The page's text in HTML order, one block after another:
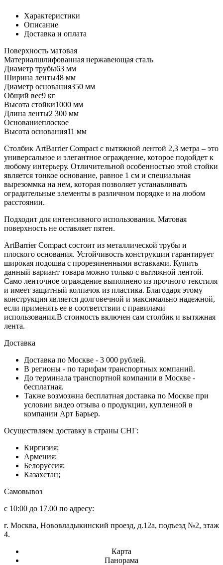
Характеристики
Описание
Доставка и оплата
Поверхность матовая
Материалшлифованная нержавеющая сталь
Диаметр трубы63 мм
Ширина ленты48 мм
Диаметр основания350 мм
Общий вес9 кг
Высота стойки1000 мм
Длина ленты2 300 мм
Основаниеплоское
Высота основания11 мм
Столбик ArtBarrier Соmpact с вытяжной лентой 2,3 метра – это
универсальное и элегантное ограждение, которое подойдет к
любому интерьеру. Отличительной особенностью этой стойки
является тонкое основание, равное 1 см и специальная
вырезоммка на нем, которая позволяет устанавливать
оградительные элементы в различном порядке и на любом
расстоянии.
Подходит для интенсивного использования. Матовая
поверхность не оставляет пятен.
ArtBarrier Соmpact состоит из металлической трубы и
плоского основания. Устойчивость конструкции гарантирует
широкая подошва с прорезиненными вставками. Купить
данный вариант товара можно только с вытяжной лентой.
Само ленточное ограждение выполнено из прочного текстиля
и имеет защитный колпачок из пластика. Благодаря этому
конструкция является долговечной и максимально надежной,
если применять ее в соответствии с правилами
использования.В стоимость включен сам столбик и вытяжная
лента.
Доставка
Доставка по Москве - 3 000 рублей.
В регионы - по тарифам транспортных компаний.
До терминала транспортной компании в Москве -
бесплатная.
Также возмозжна бесплатная доставка по Москве при
условии видео отзыва о продукции, купленной в
компании Арт Барьер.
Осуществляем доставку в страны СНГ:
Киргизия;
Армения;
Белоруссия;
Казахстан;
Самовывоз
с 10:00 до 17.00 по адресу:
г. Москва, Нововладыкинский проезд, д.12а, подъезд №2, этаж
4.
Карта
Панорама